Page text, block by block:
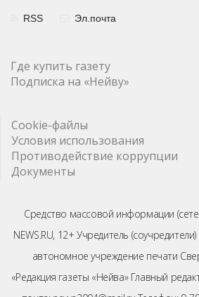
RSS Эл.почта
Где купить газету
Подписка на «Нейву»
Cookie-файлы
Условия использования
Противодействие коррупции
Документы
Средство массовой информации
NEWS.RU, 12+ Учредитель
автономное учреждение печати
«Редакция газеты «Нейва» Главный